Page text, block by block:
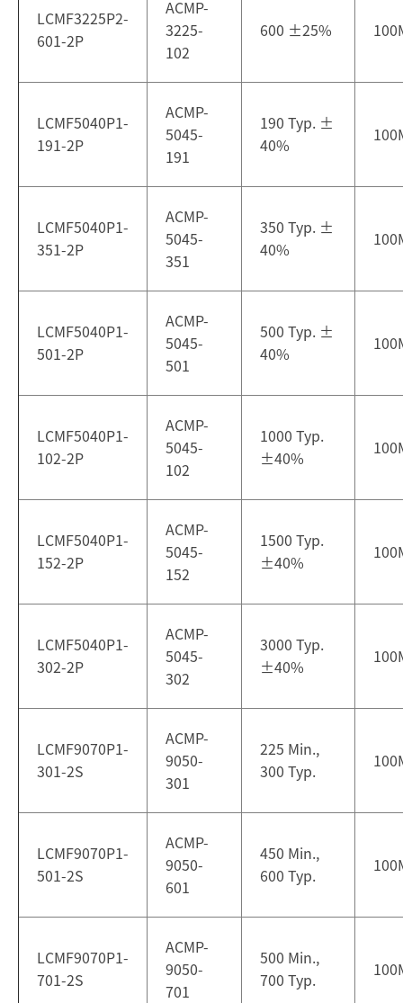
LCMF3225P2-
601-2P
ACMP-
3225-
102
600 ±25%
LCMF5040P1-
191-2P
ACMP-
5045-
191
190 Typ. ±
40%
LCMF5040P1-
351-2P
ACMP-
5045-
351
350 Typ. ±
40%
LCMF5040P1-
501-2P
ACMP-
5045-
501
500 Typ. ±
40%
LCMF5040P1-
102-2P
ACMP-
5045-
102
1000 Typ.
±40%
LCMF5040P1-
152-2P
ACMP-
5045-
152
1500 Typ.
±40%
LCMF5040P1-
302-2P
ACMP-
5045-
302
3000 Typ.
±40%
LCMF9070P1-
301-2S
ACMP-
9050-
301
225 Min.,
300 Typ.
LCMF9070P1-
501-2S
ACMP-
9050-
601
450 Min.,
600 Typ.
LCMF9070P1-
701-2S
ACMP-
9050-
701
500 Min.,
700 Typ.